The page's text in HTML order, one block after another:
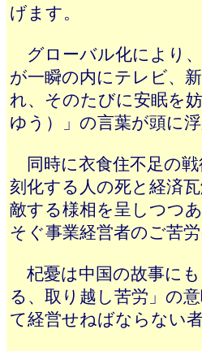
げます。
グローバル化により
が一瞬の内にテレビ、
れ、そのたびに安眠を
ゆう）」の言葉が頭に浮
同時に衣食住不足の
刻化する人の死と経済
敵する様相を呈しつつ
そぐ事業経営者のご苦
杞憂は中国の故事に
る、取り越し苦労」の
て経営せねばならない